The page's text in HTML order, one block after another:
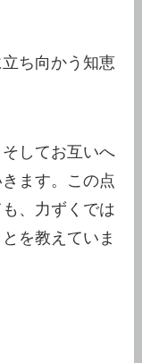
ち向かう知恵
してお互いへ
ます。この点
、力ずくでは
を教えていま